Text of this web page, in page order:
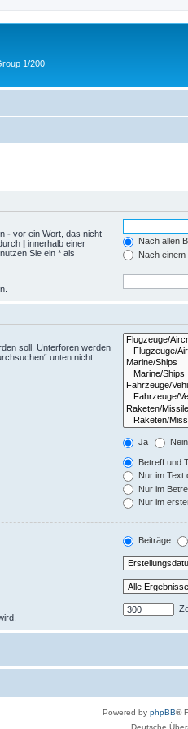
1/200
- vor ein Wort, das nicht
| innerhalb einer
Sie ein * als
Nach allen
Nach
soll. Unterforen werden
unten nicht
Ja Nein
Betreff und
Nur im Text
Nur im
Nur im
Beiträge
Powered by phpBB®
Deutsche